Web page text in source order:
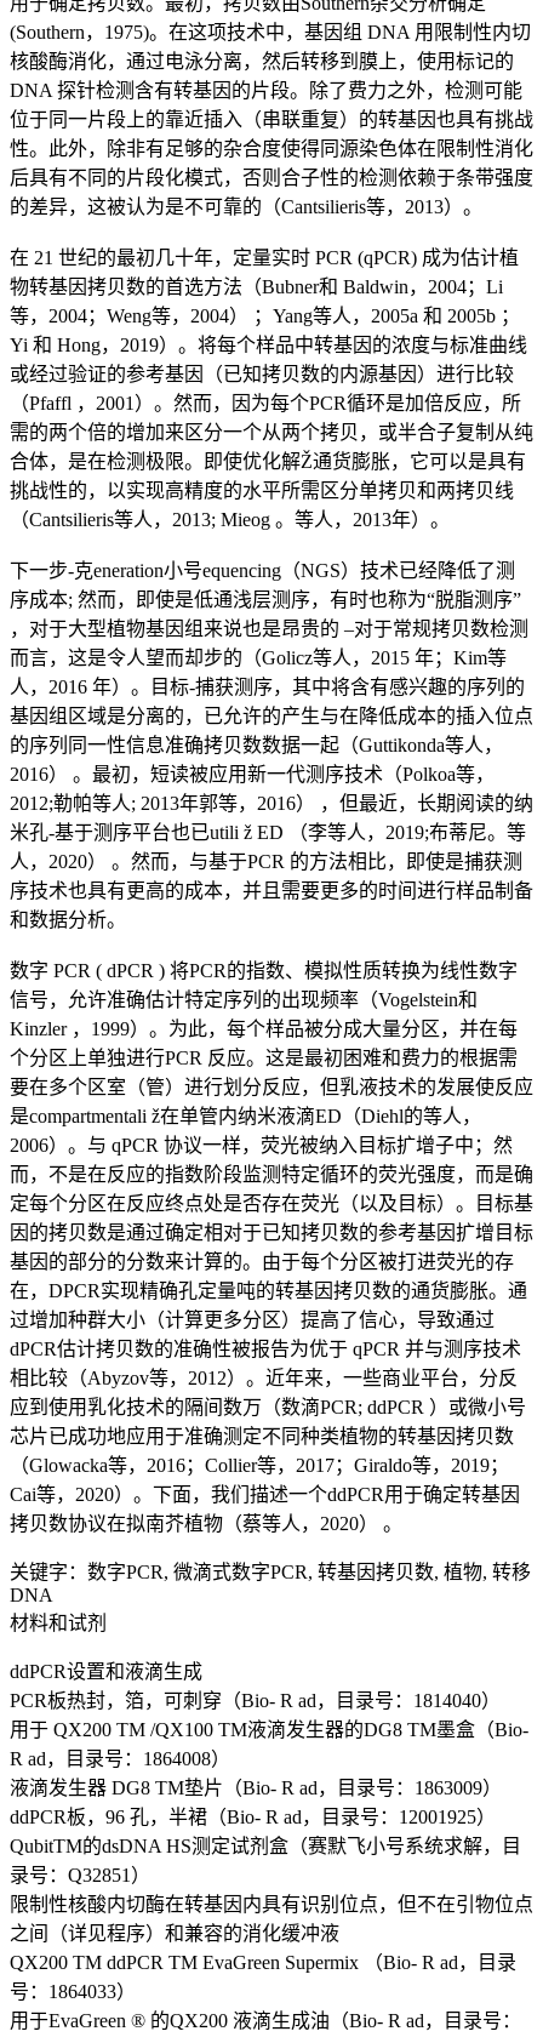
(Southern，1975)。在这项技术中，基因组 DNA 用限制性内切
核酸酶消化，通过电泳分离，然后转移到膜上，使用标记的
DNA 探针检测含有转基因的片段。除了费力之外，检测可能
位于同一片段上的靠近插入（串联重复）的转基因也具有挑战
性。此外，除非有足够的杂合度使得同源染色体在限制性消化
后具有不同的片段化模式，否则合子性的检测依赖于条带强度
的差异，这被认为是不可靠的（Cantsilieris等，2013）。
在 21 世纪的最初几十年，定量实时 PCR (qPCR) 成为估计植
物转基因拷贝数的首选方法（Bubner和 Baldwin，2004；Li
等，2004；Weng等，2004） ；Yang等人，2005a 和 2005b ；
Yi 和 Hong，2019）。将每个样品中转基因的浓度与标准曲线
或经过验证的参考基因（已知拷贝数的内源基因）进行比较
（Pfaffl ，2001）。然而，因为每个PCR循环是加倍反应，所
需的两个倍的增加来区分一个从两个拷贝，或半合子复制从纯
合体，是在检测极限。即使优化解Ž通货膨胀，它可以是具有
挑战性的，以实现高精度的水平所需区分单拷贝和两拷贝线
（Cantsilieris等人，2013; Mieog 。等人，2013年）。
下一步-克eneration小号equencing（NGS）技术已经降低了测
序成本; 然而，即使是低通浅层测序，有时也称为“脱脂测序”
，对于大型植物基因组来说也是昂贵的 –对于常规拷贝数检测
而言，这是令人望而却步的（Golicz等人，2015 年；Kim等
人，2016 年）。目标-捕获测序，其中将含有感兴趣的序列的
基因组区域是分离的，已允许的产生与在降低成本的插入位点
的序列同一性信息准确拷贝数数据一起（Guttikonda等人，
2016） 。最初，短读被应用新一代测序技术（Polkoa等，
2012;勒帕等人; 2013年郭等，2016） ，但最近，长期阅读的纳
米孔-基于测序平台也已utili ž ED （李等人，2019;布蒂尼。等
人，2020） 。然而，与基于PCR 的方法相比，即使是捕获测
序技术也具有更高的成本，并且需要更多的时间进行样品制备
和数据分析。
数字 PCR ( dPCR ) 将PCR的指数、模拟性质转换为线性数字
信号，允许准确估计特定序列的出现频率（Vogelstein和
Kinzler ，1999）。为此，每个样品被分成大量分区，并在每
个分区上单独进行PCR 反应。这是最初困难和费力的根据需
要在多个区室（管）进行划分反应，但乳液技术的发展使反应
是compartmentali ž在单管内纳米液滴ED（Diehl的等人，
2006）。与 qPCR 协​​议一样，荧光被纳入目标扩增子中；然
而，不是在反应的指数阶段监测特定循环的荧光强度，而是确
定每个分区在反应终点处是否存在荧光（以及目标）。目标基
因的拷贝数是通过确定相对于已知拷贝数的参考基因扩增目标
基因的部分的分数来计算的。由于每个分区被打进荧光的存
在，DPCR实现精确孔定量吨的转基因拷贝数的通货膨胀。通
过增加种群大小（计算更多分区）提高了信心，导致通过
dPCR估计拷贝数的准确性被报告为优于 qPCR 并与测序技术
相比较（Abyzov等，2012）。近年来，一些商业平台，分反
应到使用乳化技术的隔间数万（数滴PCR; ddPCR ）或微小号
芯片已成功地应用于准确测定不同种类植物的转基因拷贝数
（Glowacka等，2016；Collier等，2017；Giraldo等，2019；
Cai等，2020）。下面，我们描述一个ddPCR用于确定转基因
拷贝数协议在拟南芥植物（蔡等人，2020） 。
关键字：数字PCR, 微滴式数字PCR, 转基因拷贝数, 植物, 转移
DNA
材料和试剂
ddPCR设置和液滴生成
PCR板热封，箔，可刺穿（Bio- R ad，目录号：1814040）
用于 QX200 TM /QX100 TM液滴发生器的DG8 TM墨盒（Bio-
R ad，目录号：1864008）
液滴发生器 DG8 TM垫片（Bio- R ad，目录号：1863009）
ddPCR板，96 孔，半裙（Bio- R ad，目录号：12001925）
QubitTM的dsDNA HS测定试剂盒（赛默飞小号系统求解，目
录号：Q32851）
限制性核酸内切酶在转基因内具有识别位点，但不在引物位点
之间（详见程序）和兼容的消化缓冲液
QX200 TM ddPCR TM EvaGreen Supermix （Bio- R ad，目录
号：1864033）
用于EvaGreen ® 的QX200 液滴生成油（Bio- R ad，目录号：